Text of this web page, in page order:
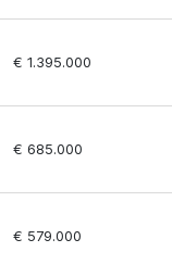
€ 1.395.000
€ 685.000
€ 579.000